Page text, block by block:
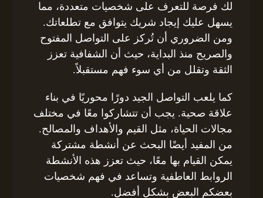
لك فرصة للتعرف على شخصيات متعددة، مما
يسهل عليك إيجاد شريك يتوافق مع تطلعاتك.
ومن الضروري أن تُركز على التواصل المفتوح
والصريح منذ البداية، حيث أن الشفافية تعزز
الثقة وتقلل من أي سوء فهم مستقبلاً.
كما يلعب التواصل الجيد دورًا محوريًا في بناء
علاقة صحية. يجب أن تتشاركوا معًا في مختلف
مجالات الحياة، مثل القيم والأهداف والمصالح.
من المفيد أيضًا البحث عن أنشطة مشتركة
يمكن القيام بها معًا، حيث تعزز هذه الأنشطة
الروابط العاطفية وتساعد في فهم شخصيات
بعضكم البعض بشكل أفضل.